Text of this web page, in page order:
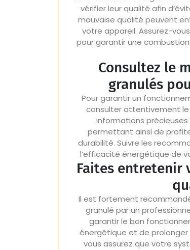
vérifier leur qualité afin
mauvaise qualité peuvent
votre appareil. Assurez-
pour garantir une
Consultez le
granulés
Pour garantir un
consulter attentivement le
informations
permettant ainsi de
durabilité. Suivre les
l’efficacité énergétique de
Faites entretenir
Il est fortement
granulé par un
garantir le bon
énergétique et de prolonger
vous assurez que votre